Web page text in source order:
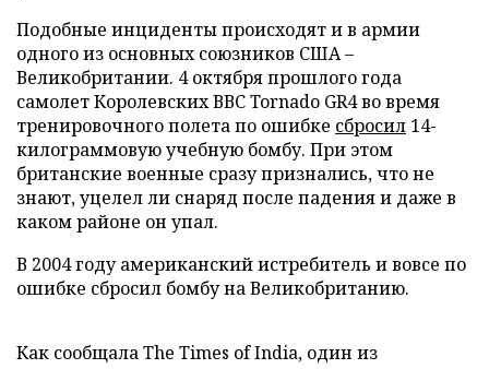
Подобные инциденты происходят и в армии
одного из основных союзников США –
Великобритании. 4 октября прошлого года
самолет Королевских ВВС Tornado GR4 во время
тренировочного полета по ошибке сбросил 14-
килограммовую учебную бомбу. При этом
британские военные сразу признались, что не
знают, уцелел ли снаряд после падения и даже в
каком районе он упал.
В 2004 году американский истребитель и вовсе по
ошибке сбросил бомбу на Великобританию.
Как сообщала The Times of India, один из